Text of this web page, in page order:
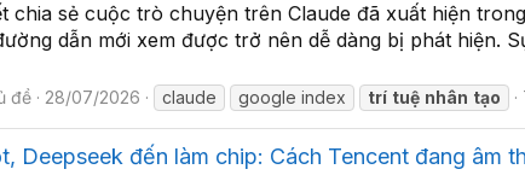
chia sẻ cuộc trò chuyện trên Claude đã xuất hiện
dẫn mới xem được trở nên dễ dàng bị phát hiện.
đề 28/07/2026 claude google index trí tuệ nhân tạo
Deepseek đến làm chip: Cách Tencent đang âm